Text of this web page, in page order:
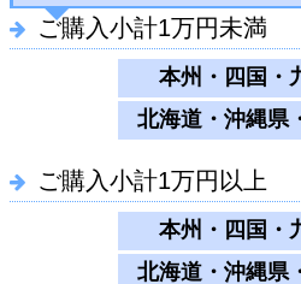
ご購入小計1万円未満
本州・四国・
北海道・沖縄県
ご購入小計1万円以上
本州・四国・
北海道・沖縄県